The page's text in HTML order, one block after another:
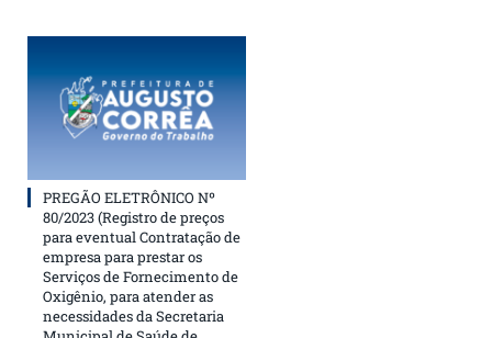
PREGÃO ELETRÔNICO Nº
80/2023 (Registro de preços
para eventual Contratação de
empresa para prestar os
Serviços de Fornecimento de
Oxigênio, para atender as
necessidades da Secretaria